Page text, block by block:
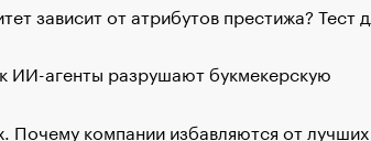
зависит от атрибутов престижа? Тест
ИИ-агенты разрушают букмекерскую
Почему компании избавляются от лучших